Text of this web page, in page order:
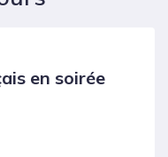
en soirée